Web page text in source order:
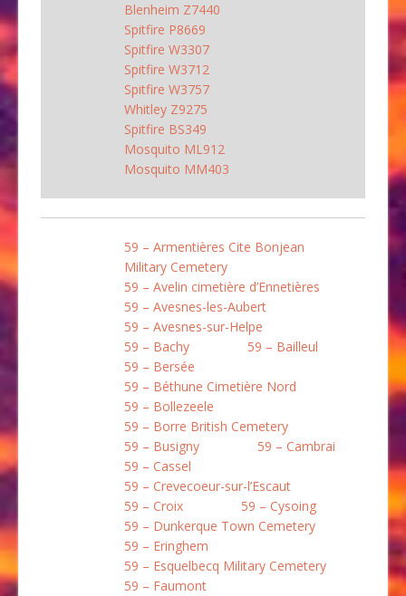
Blenheim Z7440
Spitfire P8669
Spitfire W3307
Spitfire W3712
Spitfire W3757
Whitley Z9275
Spitfire BS349
Mosquito ML912
Mosquito MM403
59 – Armentières Cite Bonjean
Military Cemetery
59 – Avelin cimetière d’Ennetières
59 – Avesnes-les-Aubert
59 – Avesnes-sur-Helpe
59 – Bachy
59 – Bailleul
59 – Bersée
59 – Béthune Cimetière Nord
59 – Bollezeele
59 – Borre British Cemetery
59 – Busigny
59 – Cambrai
59 – Cassel
59 – Crevecoeur-sur-l’Escaut
59 – Croix
59 – Cysoing
59 – Dunkerque Town Cemetery
59 – Eringhem
59 – Esquelbecq Military Cemetery
59 – Faumont